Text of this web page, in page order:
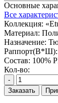
Основные
Все
Коллекция:
Материал:
Назначение:
Раппорт(В*Ш):
Состав: 100%
Кол-во:
-
Заказать